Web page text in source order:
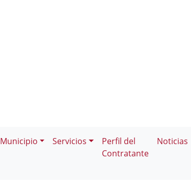
Municipio Servicios
Perfil del
Contratante
Noticias